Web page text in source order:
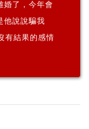
婚了，今年會
他說說騙我
有結果的感情